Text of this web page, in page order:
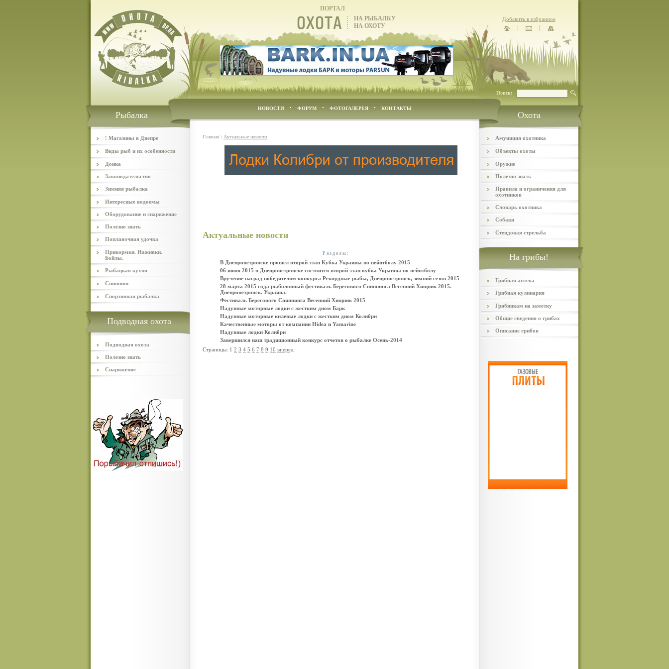
ПОРТАЛ
НА РЫБАЛКУ
НА ОХОТУ
Добавить в избранное
Поиск:
Рыбалка
НОВОСТИ ФОРУМ ФОТОГАЛЕРЕЯ КОНТАКТЫ
Охота
! Магазины в Днепре
Виды рыб и их особенности
Донка
Законодательство
Зимняя рыбалка
Интересные водоемы
Оборудование и снаряжение
Полезно знать
Поплавочная удочка
Прикормки. Наживки.
Бойлы.
Рыбацкая кухня
Спиннинг
Спортивная рыбалка
Подводная охота
Подводная охота
Полезно знать
Снаряжение
Главная \ Актуальные новости
Актуальные новости
Разделы:
В Днепропетровске прошел второй этап Кубка Украины по пейнтболу 2015
06 июня 2015 в Днепропетровске состоится второй этап кубка Украины по пейнтболу
Вручение наград победителям конкурса Рекордные рыбы, Днепропетровск, зимний сезон 2015
28 марта 2015 года рыболовный фестиваль Берегового Спиннинга Весенний Хищник 2015.
Днепропетровск. Украина.
Фестиваль Берегового Спиннинга Весенний Хищник 2015
Надувные моторные лодки с жестким дном Барк
Надувные моторные килевые лодки с жестким дном Колибри
Качественные моторы от компании Hidea и Yamarine
Надувные лодки Колибри
Завершился наш традиционный конкурс отчетов о рыбалке Осень-2014
Страницы: 1 2 3 4 5 6 7 8 9 10 вперед
Амуниция охотника
Объекты охоты
Оружие
Полезно знать
Правила и ограничения для
охотников
Словарь охотника
Собаки
Стендовая стрельба
На грибы!
Грибная аптека
Грибная кулинария
Грибникам на заметку
Общие сведения о грибах
Описание грибов